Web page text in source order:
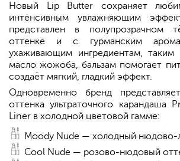
Новый Lip Butter сохраняет
интенсивным увлажняющим
представлен в полупрозрачном
оттенке и с гурманским
ухаживающим ингредиентам,
масло жожоба, бальзам помогает
создаёт мягкий, гладкий эффект.
Одновременно бренд
оттенка ультраточного карандаша
Liner в холодной цветовой гамме:
Moody Nude — холодный нюдово-
Cool Nude — розово-нюдовый